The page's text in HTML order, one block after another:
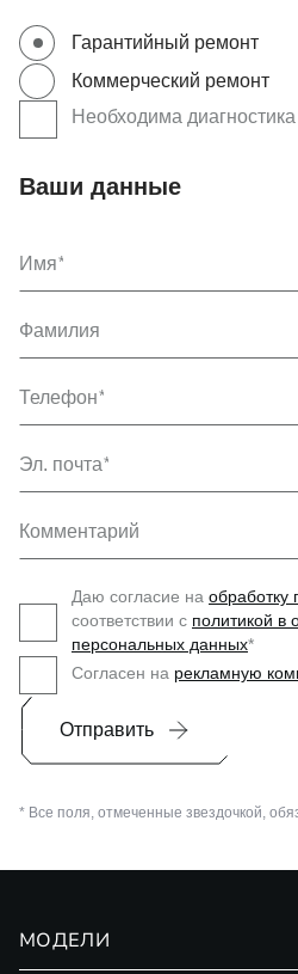
Гарантийный ремонт
Коммерческий ремонт
Необходима диагностика
Ваши данные
Имя
Фамилия
Телефон
Эл. почта
Комментарий
Даю согласие на обработку
соответствии с политикой в
персональных данных*
Согласен на рекламную
Отправить
* Все поля, отмеченные звездочкой,
МОДЕЛИ